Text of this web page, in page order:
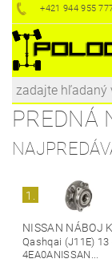
+421 944 955
PREDNÁ
1.
NISSAN NÁBOJ
Qashqai (J11E)
4EA0ANISSAN...